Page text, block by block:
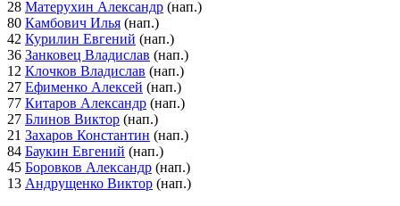
28 Матерухин Александр (нап.)
80 Камбович Илья (нап.)
42 Курилин Евгений (нап.)
36 Занковец Владислав (нап.)
12 Клочков Владислав (нап.)
27 Ефименко Алексей (нап.)
77 Китаров Александр (нап.)
27 Блинов Виктор (нап.)
21 Захаров Константин (нап.)
84 Баукин Евгений (нап.)
45 Боровков Александр (нап.)
13 Андрущенко Виктор (нап.)